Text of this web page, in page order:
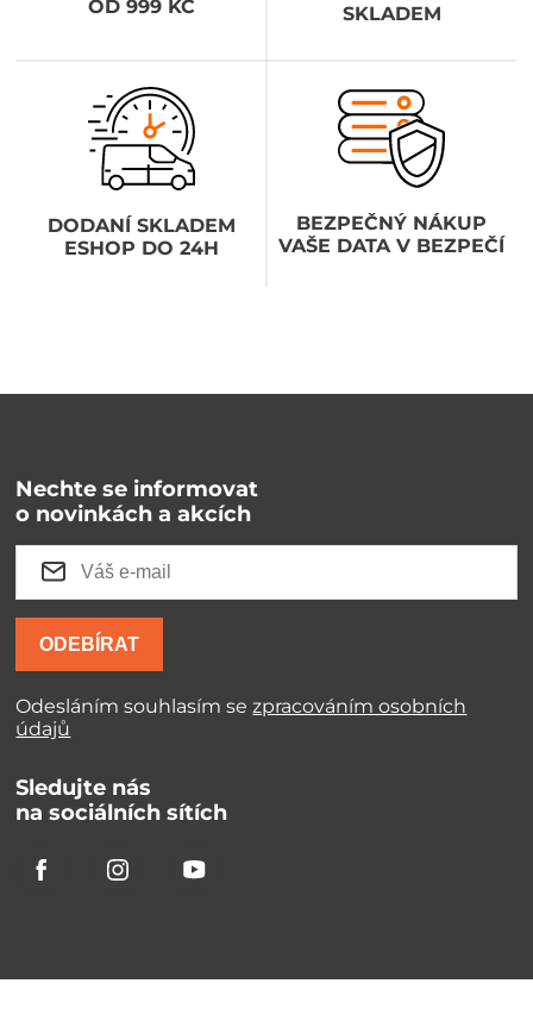
OD 999 KČ
SKLADEM
DODANÍ SKLADEM
ESHOP DO 24H
BEZPEČNÝ NÁKUP
VAŠE DATA V BEZPEČÍ
Nechte se informovat
o novinkách a akcích
ODEBÍRAT
Odesláním souhlasím sezpracováním osobních
údajů
Sledujte nás
na sociálních sítích